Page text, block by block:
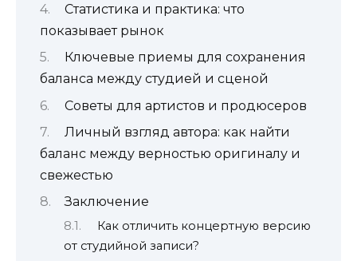
Статистика и практика: что
показывает рынок
Ключевые приемы для сохранения
баланса между студией и сценой
Советы для артистов и продюсеров
Личный взгляд автора: как найти
баланс между верностью оригиналу и
свежестью
Заключение
Как отличить концертную версию
от студийной записи?